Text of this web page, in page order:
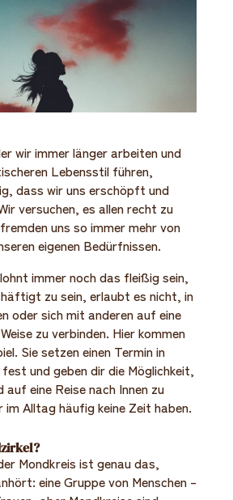
wir immer länger arbeiten und
Lebensstil führen,
dass wir uns erschöpft und
versuchen, es allen recht zu
uns so immer mehr von
eigenen Bedürfnissen.
immer noch das fleißig sein,
zu sein, erlaubt es nicht, in
oder sich mit anderen auf eine
zu verbinden. Hier kommen
Sie setzen einen Termin in
und geben dir die Möglichkeit,
auf eine Reise nach Innen zu
im Alltag häufig keine Zeit haben.
Mondkreis ist genau das,
eine Gruppe von Menschen –